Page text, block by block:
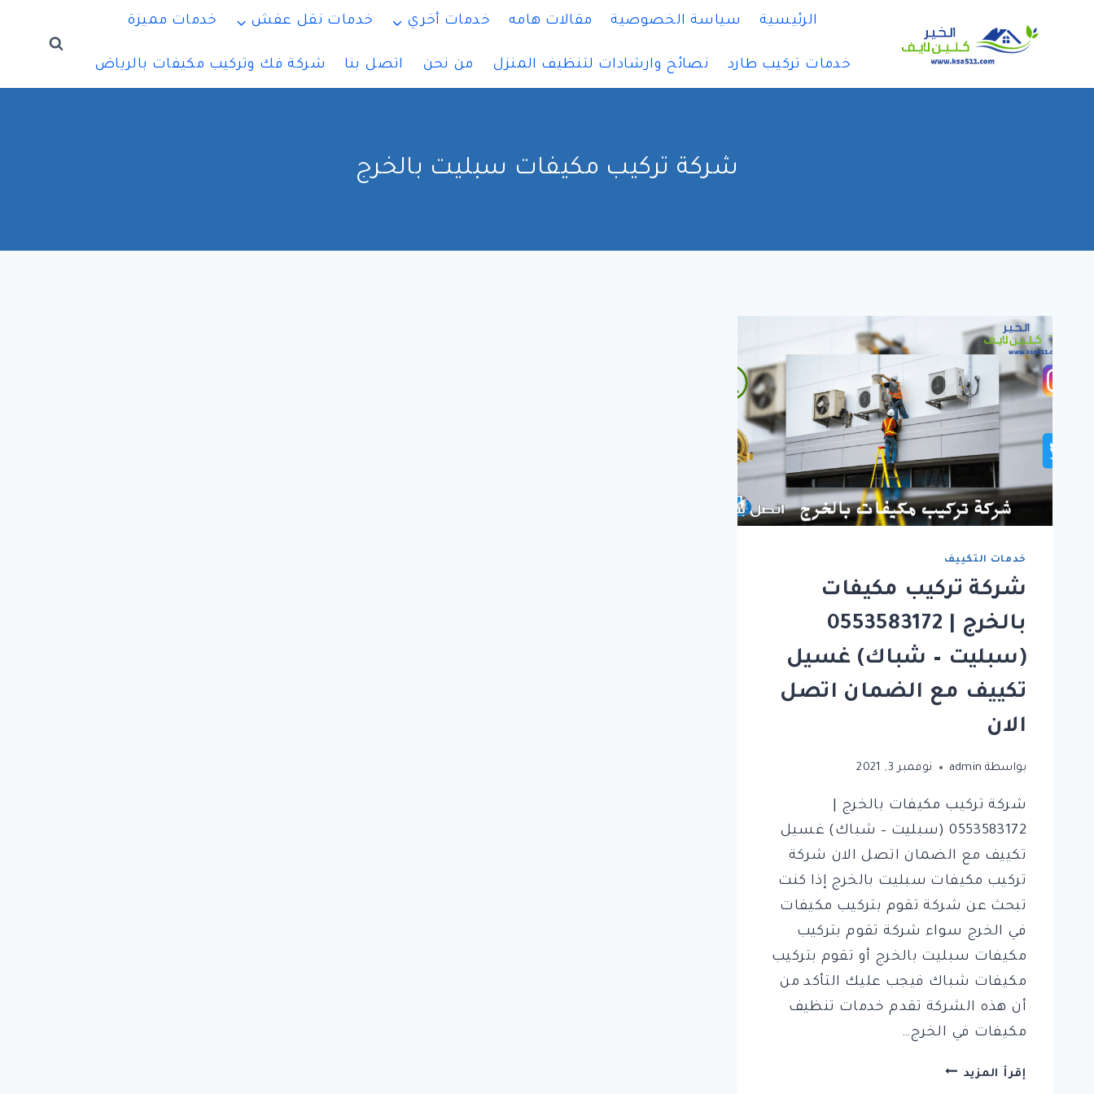
الرئيسية سياسة الخصوصية مقالات هامه خدمات أخري خدمات نقل عفش خدمات مميزة
خدمات تركيب طارد نصائح وارشادات لتنظيف المنزل من نحن اتصل بنا شركة فك وتركيب مكيفات بالرياض
شركة تركيب مكيفات سبليت بالخرج
خدمات التكييف
شركة تركيب مكيفات
بالخرج | 0553583172
(سبليت – شباك) غسيل
تكييف مع الضمان اتصل
الان
بواسطة admin نوفمبر 3, 2021
شركة تركيب مكيفات بالخرج |
0553583172 (سبليت – شباك) غسيل
تكييف مع الضمان اتصل الان شركة
تركيب مكيفات سبليت بالخرج إذا كنت
تبحث عن شركة تقوم بتركيب مكيفات
في الخرج سواء شركة تقوم بتركيب
مكيفات سبليت بالخرج أو تقوم بتركيب
مكيفات شباك فيجب عليك التأكد من
أن هذه الشركة تقدم خدمات تنظيف
مكيفات في الخرج…
إقرأ المزيد شركة